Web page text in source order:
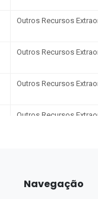
Navegação